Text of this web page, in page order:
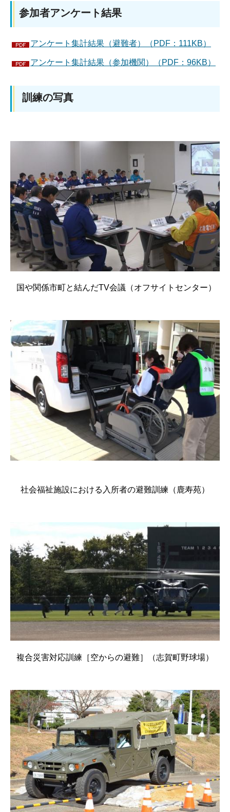
参加者アンケート結果
アンケート集計結果（避難者）（PDF：111KB）
アンケート集計結果（参加機関）（PDF：96KB）
訓練の写真
国や関係市町と結んだTV会議（オフサイトセンター）
社会福祉施設における入所者の避難訓練（鹿寿苑）
複合災害対応訓練［空からの避難］（志賀町野球場）